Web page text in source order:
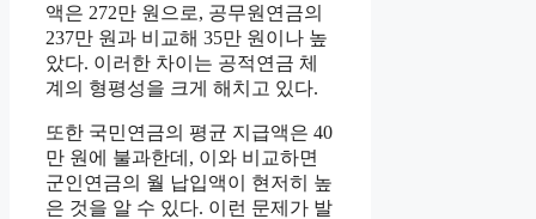
액은 272만 원으로, 공무원연금의
237만 원과 비교해 35만 원이나 높
았다. 이러한 차이는 공적연금 체
계의 형평성을 크게 해치고 있다.
또한 국민연금의 평균 지급액은 40
만 원에 불과한데, 이와 비교하면
군인연금의 월 납입액이 현저히 높
은 것을 알 수 있다. 이런 문제가 발